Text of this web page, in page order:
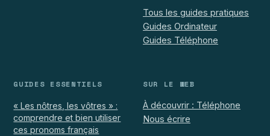
Tous les guides pratiques
Guides Ordinateur
Guides Téléphone
GUIDES ESSENTIELS
« Les nôtres, les vôtres » :
comprendre et bien utiliser
ces pronoms français
SUR LE WEB
À découvrir : Téléphone
Nous écrire